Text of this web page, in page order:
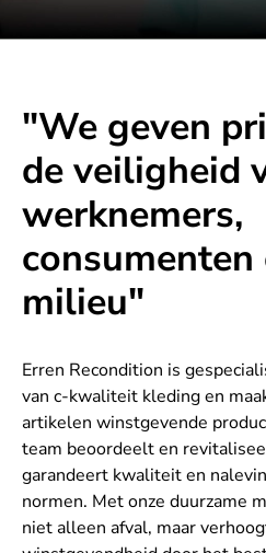
"We geven
de veiligheid
werknemers,
consumenten
milieu"
Erren Recondition is
van c-kwaliteit kleding en
artikelen winstgevende
team beoordeelt en
garandeert kwaliteit en
normen. Met onze duurzame
niet alleen afval, maar